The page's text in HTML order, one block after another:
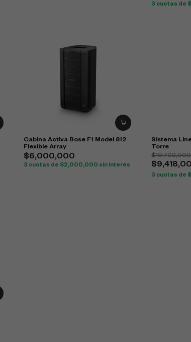
3 cuotas de $
Cabina Activa Bose F1 Model 812
Flexible Array
$6,000,000
3 cuotas de $2,000,000 sin interés
Sistema
Torre
$10,702,000
$
3 cuotas de $